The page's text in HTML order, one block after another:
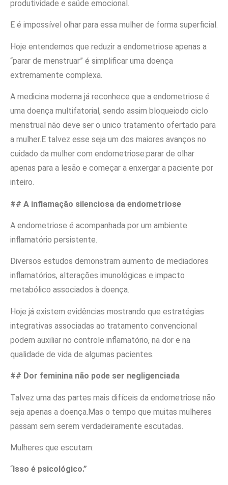
produtividade e saúde emocional.
E é impossível olhar para essa mulher de forma superficial.
Hoje entendemos que reduzir a endometriose apenas a
“parar de menstruar” é simplificar uma doença
extremamente complexa.
A medicina moderna já reconhece que a endometriose é
uma doença multifatorial, sendo assim bloqueiodo ciclo
menstrual não deve ser o unico tratamento ofertado para
a mulher.E talvez esse seja um dos maiores avanços no
cuidado da mulher com endometriose:parar de olhar
apenas para a lesão e começar a enxergar a paciente por
inteiro.
## A inflamação silenciosa da endometriose
A endometriose é acompanhada por um ambiente
inflamatório persistente.
Diversos estudos demonstram aumento de mediadores
inflamatórios, alterações imunológicas e impacto
metabólico associados à doença.
Hoje já existem evidências mostrando que estratégias
integrativas associadas ao tratamento convencional
podem auxiliar no controle inflamatório, na dor e na
qualidade de vida de algumas pacientes.
## Dor feminina não pode ser negligenciada
Talvez uma das partes mais difíceis da endometriose não
seja apenas a doença.Mas o tempo que muitas mulheres
passam sem serem verdadeiramente escutadas.
Mulheres que escutam:
“ Isso é psicológico.”